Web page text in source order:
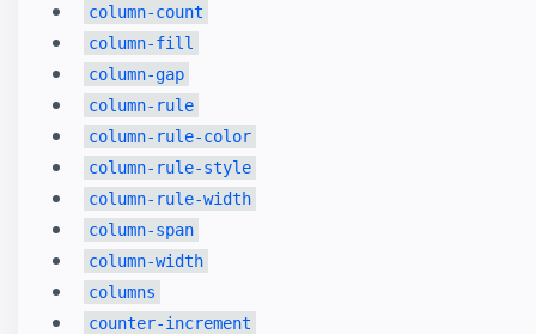
column-count
column-fill
column-gap
column-rule
column-rule-color
column-rule-style
column-rule-width
column-span
column-width
columns
counter-increment